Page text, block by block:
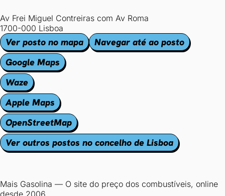
Av Frei Miguel Contreiras com Av Roma
1700-000 Lisboa
Ver posto no mapa
Navegar até ao posto
Google Maps
Waze
Apple Maps
OpenStreetMap
Ver outros postos no concelho de Lisboa
Mais Gasolina — O site do preço dos combustíveis, online
desde 2006